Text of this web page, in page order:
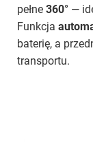
pełne 360° —
Funkcja
baterię, a
transportu.